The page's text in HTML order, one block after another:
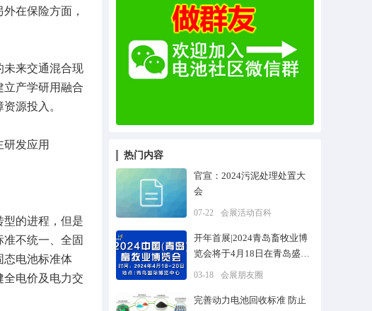
在保险方面，
来交通混合现
立产学研用融合
源投入。
发应用
的进程，但是
不统一、全固
态电池标准体
全电价及电力交
热门内容
官宣：2024污泥处理处置大
会
07-22 会展活动百科
开年首展|2024青岛畜牧业博
览会将于4月18日在青岛盛大
开幕
03-18 会展朋友圈
完善动力电池回收标准 防止